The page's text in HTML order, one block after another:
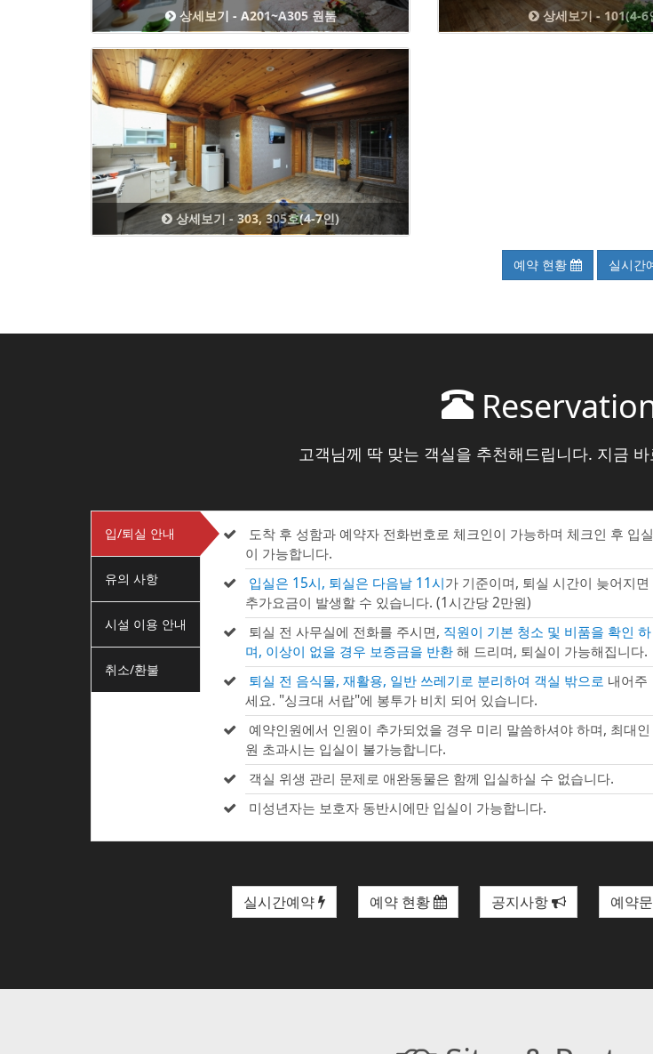
상세보기 - A201~A305 원룸 상세보기 - 101(4-6
상세보기 - 303, 305호(4-7인)
예약 현황 실시간
고객님께 딱 맞는 객실을 추천해드립니다. 지금
입/퇴실 안내
유의 사항
시설 이용 안내
취소/환불
도착 후 성함과 예약자 전화번호로 체크인이 가능하며 체크인 후 입실
이 가능합니다.
입실은 15시, 퇴실은 다음날 11시가 기준이며, 퇴실 시간이 늦어지면
추가요금이 발생할 수 있습니다. (1시간당 2만원)
퇴실 전 사무실에 전화를 주시면, 직원이 기본 청소 및 비품을 확인 하
며, 이상이 없을 경우 보증금을 반환해 드리며, 퇴실이 가능해집니다.
퇴실 전 음식물, 재활용, 일반 쓰레기로 분리하여 객실 밖으로 내어주
세요. "싱크대 서랍"에 봉투가 비치 되어 있습니다.
예약인원에서 인원이 추가되었을 경우 미리 말씀하셔야 하며, 최대인
원 초과시는 입실이 불가능합니다.
객실 위생 관리 문제로 애완동물은 함께 입실하실 수 없습니다.
미성년자는 보호자 동반시에만 입실이 가능합니다.
실시간예약 예약 현황 공지사항 예약